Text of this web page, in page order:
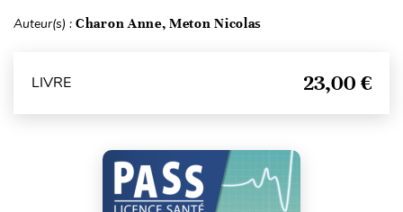
Auteur(s) : Charon Anne, Meton Nicolas
LIVRE 23,00 €